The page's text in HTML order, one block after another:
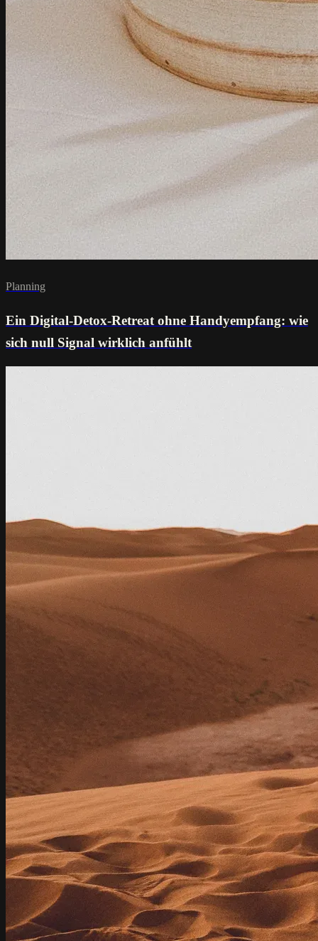
Planning
Ein Digital-Detox-Retreat ohne Handyempfang: wie
sich null Signal wirklich anfühlt